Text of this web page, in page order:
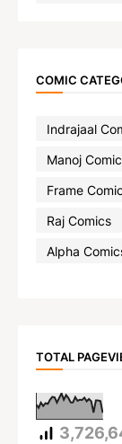
COMIC
Indrajaal
Manoj
Frame
Raj Comics
Alpha
TOTAL